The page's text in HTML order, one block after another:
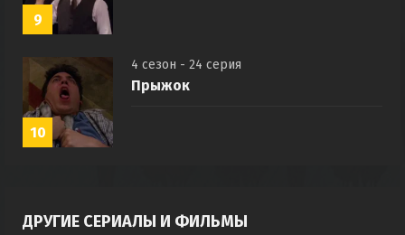
9
10
4 сезон - 24 серия
Прыжок
ДРУГИЕ СЕРИАЛЫ И ФИЛЬМЫ